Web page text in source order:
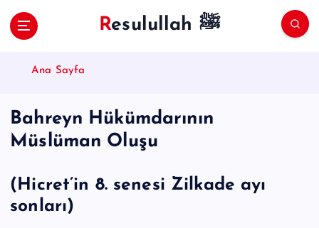
Resulullah ﷺ
Ana Sayfa
Bahreyn Hükümdarının
Müslüman Oluşu
(Hicret’in 8. senesi Zilkade ayı
sonları)